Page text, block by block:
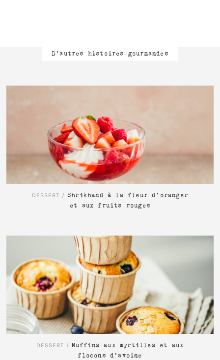
D'autres histoires gourmandes
LIRE L'ARTICLE
DESSERT / Shrikhand à la fleur d’oranger
et aux fruits rouges
LIRE L'ARTICLE
DESSERT / Muffins aux myrtilles et aux
flocons d’avoine